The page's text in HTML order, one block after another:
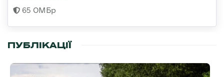
65 ОМБр
ПУБЛІКАЦІЇ